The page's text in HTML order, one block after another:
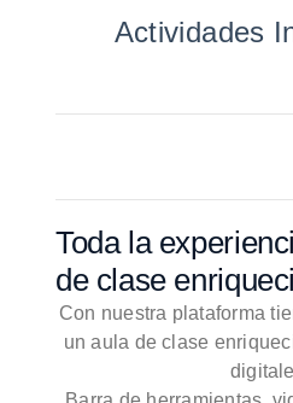
Actividades
Toda la
de clase
Con nuestra plataforma
un aula de clase